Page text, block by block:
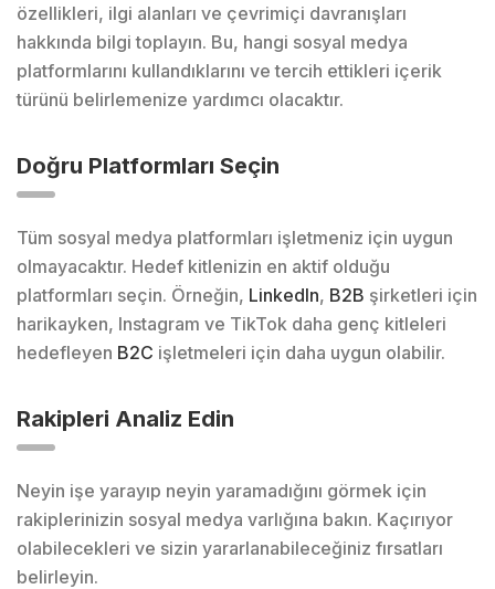
özellikleri, ilgi alanları ve çevrimiçi davranışları
hakkında bilgi toplayın. Bu, hangi sosyal medya
platformlarını kullandıklarını ve tercih ettikleri içerik
türünü belirlemenize yardımcı olacaktır.
Doğru Platformları Seçin
Tüm sosyal medya platformları işletmeniz için uygun
olmayacaktır. Hedef kitlenizin en aktif olduğu
platformları seçin. Örneğin, LinkedIn, B2B şirketleri için
harikayken, Instagram ve TikTok daha genç kitleleri
hedefleyen B2C işletmeleri için daha uygun olabilir.
Rakipleri Analiz Edin
Neyin işe yarayıp neyin yaramadığını görmek için
rakiplerinizin sosyal medya varlığına bakın. Kaçırıyor
olabilecekleri ve sizin yararlanabileceğiniz fırsatları
belirleyin.